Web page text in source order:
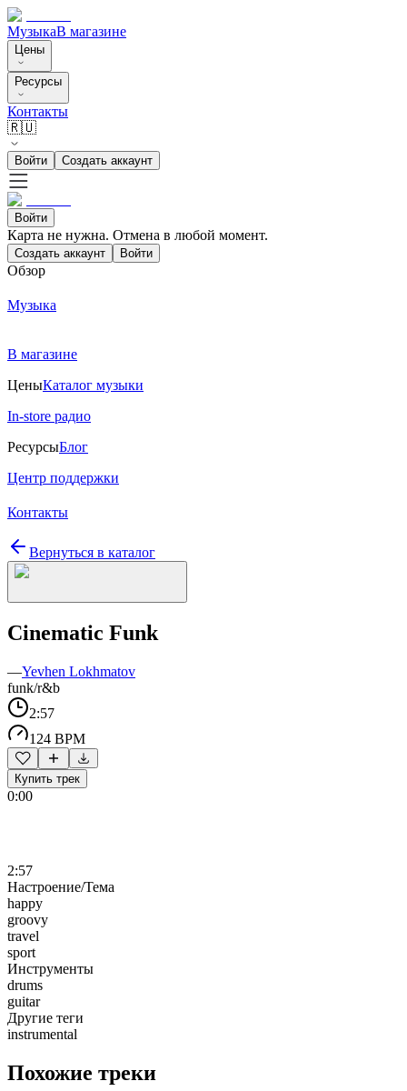
МузыкаВ магазине
Цены
Ресурсы
Контакты
🇷🇺
Войти Создать аккаунт
Войти
Карта не нужна. Отмена в любой момент.
Создать аккаунт Войти
Обзор
Музыка
В магазине
ЦеныКаталог музыки
In-store радио
РесурсыБлог
Центр поддержки
Контакты
Вернуться в каталог
Cinematic Funk
—Yevhen Lokhmatov
funk/r&b
2:57
124 BPM
Купить трек
0:00
2:57
Настроение/Тема
happy
groovy
travel
sport
Инструменты
drums
guitar
Другие теги
instrumental
Похожие треки